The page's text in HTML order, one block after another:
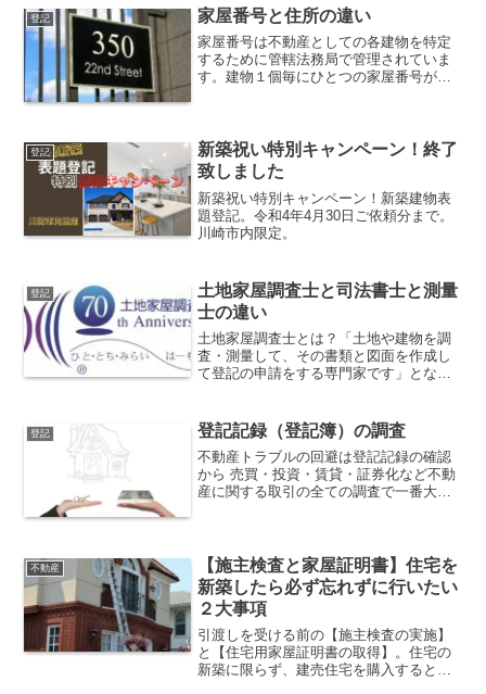
来るのに。。。そんな問題を抱えていた
方々には画期的な法改正です。
登記 家屋番号と住所の違い
家屋番号は不動産としての各建物を特定
するために管轄法務局で管理されていま
す。建物１個毎にひとつの家屋番号が付
登記
新築祝い特別キャンペーン！終了
致しました
新築祝い特別キャンペーン！新築建物表
題登記。令和4年4月30日ご依頼分まで。
川崎市内限定。
登記
土地家屋調査士と司法書士と測量
士の違い
土地家屋調査士とは？「土地や建物を調
査・測量して、その書類と図面を作成し
て登記の申請をする専門家です」となり
る人が多く、上記の説明ではわからない
と思います。 司法書士は登記の専門家、
測量士は測量の専門家であることは間違
いありません。
登記 登記記録（登記簿）の調査
不動産トラブルの回避は登記記録の確認
から 売買・投資・賃貸・証券化など不動
産に関する取引の全ての調査で一番大事
であれ、初めに確認しておきたい重要事
項が対象不動産の所有者です。
不動産
【施主検査と家屋証明書】住宅を
新築したら必ず忘れずに行いたい
２大事項
引渡しを受ける前の【施主検査の実施】
と【住宅用家屋証明書の取得】。住宅の
新築に限らず、建売住宅を購入するとき